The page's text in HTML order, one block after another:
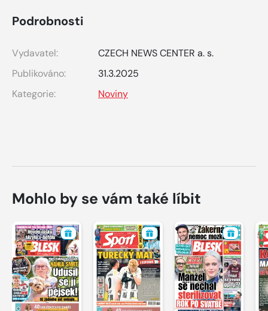
Podrobnosti
Vydavatel:
CZECH NEWS CENTER a. s.
Publikováno:
31.3.2025
Kategorie:
Noviny
Mohlo by se vám také líbit